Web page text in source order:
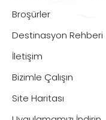
Broşürler
Destinasyon Rehberi
İletişim
Bizimle Çalışın
Site Haritası